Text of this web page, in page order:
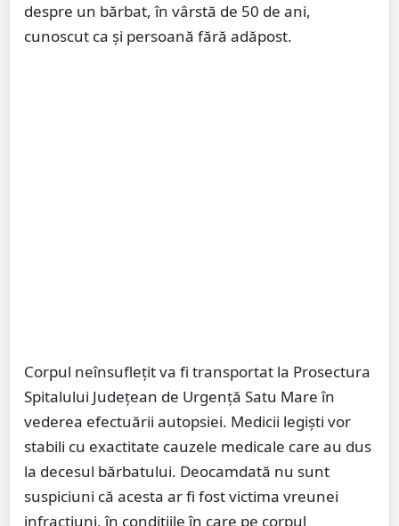
despre un bărbat, în vârstă de 50 de ani,
cunoscut ca și persoană fără adăpost.
Corpul neînsuflețit va fi transportat la Prosectura
Spitalului Județean de Urgență Satu Mare în
vederea efectuării autopsiei. Medicii legiști vor
stabili cu exactitate cauzele medicale care au dus
la decesul bărbatului. Deocamdată nu sunt
suspiciuni că acesta ar fi fost victima vreunei
infracțiuni, în condițiile în care pe corpul